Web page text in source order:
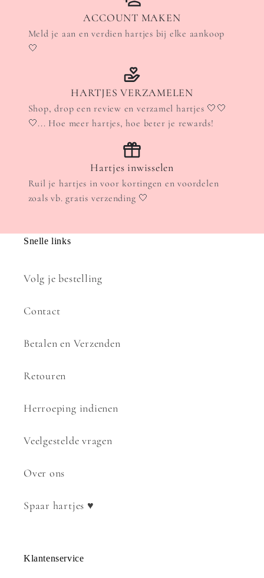
ACCOUNT MAKEN
Meld je aan en verdien hartjes bij elke aankoop
🤍
HARTJES VERZAMELEN
Shop, drop een review en verzamel hartjes 🤍🤍
🤍... Hoe meer hartjes, hoe beter je rewards!
Hartjes inwisselen
Ruil je hartjes in voor kortingen en voordelen
zoals vb. gratis verzending 🤍
Snelle links
Volg je bestelling
Contact
Betalen en Verzenden
Retouren
Herroeping indienen
Veelgestelde vragen
Over ons
Spaar hartjes ♥
Klantenservice